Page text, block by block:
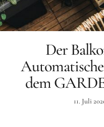
Der
dem
11. Juli